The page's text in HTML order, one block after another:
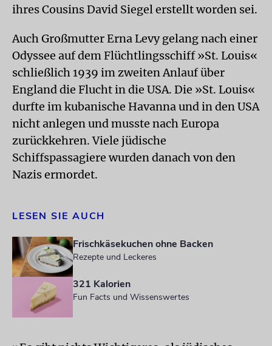
ihres Cousins David Siegel erstellt worden sei.
Auch Großmutter Erna Levy gelang nach einer
Odyssee auf dem Flüchtlingsschiff »St. Louis«
schließlich 1939 im zweiten Anlauf über
England die Flucht in die USA. Die »St. Louis«
durfte im kubanische Havanna und in den USA
nicht anlegen und musste nach Europa
zurückkehren. Viele jüdische
Schiffspassagiere wurden danach von den
Nazis ermordet.
LESEN SIE AUCH
Frischkäsekuchen ohne Backen
Rezepte und Leckeres
321 Kalorien
Fun Facts und Wissenswertes